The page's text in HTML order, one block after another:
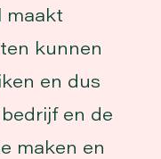
maakt
kunnen
en dus
en de
maken en